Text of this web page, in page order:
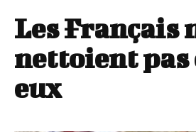
Les Français
nettoient
eux